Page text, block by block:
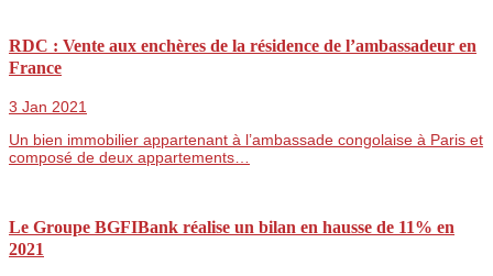
RDC : Vente aux enchères de la résidence de l’ambassadeur en
France
3 Jan 2021
Un bien immobilier appartenant à l’ambassade congolaise à Paris et
composé de deux appartements…
Le Groupe BGFIBank réalise un bilan en hausse de 11% en
2021